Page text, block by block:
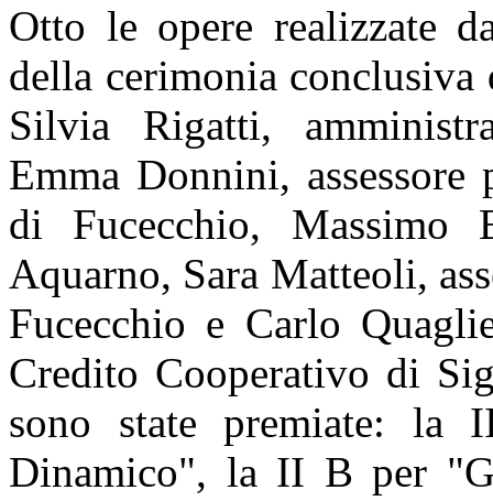
Otto le opere realizzate
della cerimonia
Silvia Rigatti,
Emma Donnini,
di Fucecchio, Massimo
Aquarno, Sara Matteoli,
Fucecchio e Carlo
Credito Cooperativo di
sono state premiate: la
Dinamico", la II B per